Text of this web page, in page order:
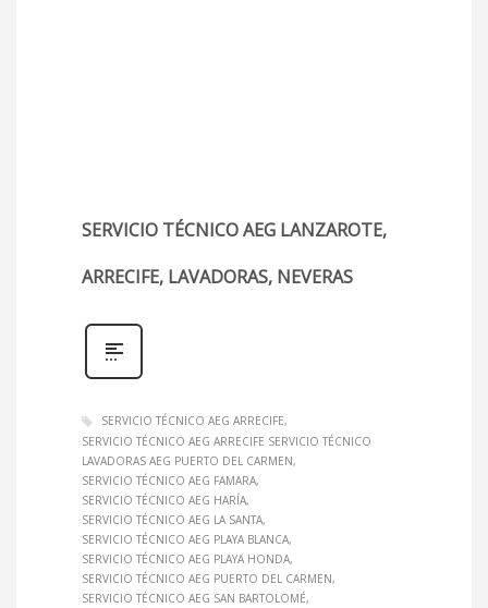
SERVICIO TÉCNICO AEG LANZAROTE,
ARRECIFE, LAVADORAS, NEVERAS
SERVICIO TÉCNICO AEG ARRECIFE
SERVICIO TÉCNICO AEG ARRECIFE SERVICIO TÉCNICO
LAVADORAS AEG PUERTO DEL CARMEN
SERVICIO TÉCNICO AEG FAMARA
SERVICIO TÉCNICO AEG HARÍA
SERVICIO TÉCNICO AEG LA SANTA
SERVICIO TÉCNICO AEG PLAYA BLANCA
SERVICIO TÉCNICO AEG PLAYA HONDA
SERVICIO TÉCNICO AEG PUERTO DEL CARMEN
SERVICIO TÉCNICO AEG SAN BARTOLOMÉ